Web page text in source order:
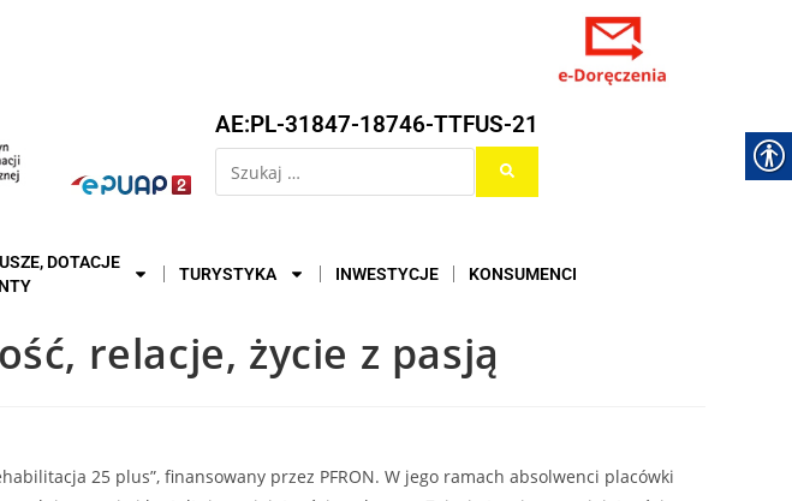
AE:PL-31847-18746-TTFUS-21
DOTACJE
TURYSTYKA INWESTYCJE KONSUMENCI
relacje, życie z pasją
25 plus”, finansowany przez PFRON. W jego ramach absolwenci placówki